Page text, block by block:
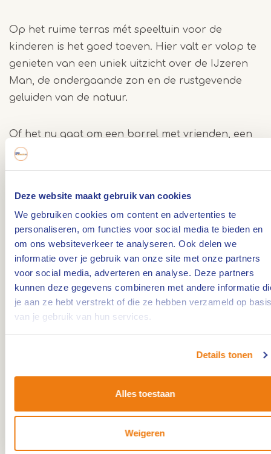
Deze website maakt gebruik van cookies
We gebruiken cookies om content en advertenties te
personaliseren, om functies voor social media te bieden en
om ons websiteverkeer te analyseren. Ook delen we
informatie over je gebruik van onze site met onze partners
voor social media, adverteren en analyse. Deze partners
kunnen deze gegevens combineren met andere informatie
je aan ze hebt verstrekt of die ze hebben verzameld op basis
van je gebruik van hun services.
Details tonen
Alles toestaan
Weigeren
Op het ruime terras mét speeltuin voor de
kinderen is het goed toeven. Hier valt er volop te
genieten van een uniek uitzicht over de IJzeren
Man, de ondergaande zon en de rustgevende
geluiden van de natuur.
Of het nu gaat om een borrel met vrienden, een
ontspannen middag op het terras of een
gezellige avond uit: bij DENNENOORD voel je je
Proost op het goede leven – bij DENNENOORD
Beers & Bites.
Meer weten? Kijk op:www.dennenoordweert.nl
Openingstijden
Alle dagen open, dinsdag rustdag
Dag
Time
Reactie
zondag:
10:00 - 20:00
10:00 - 18:00
dinsdag:
Gesloten